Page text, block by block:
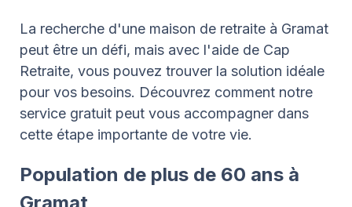
La recherche d'une maison de retraite à Gramat
peut être un défi, mais avec l'aide de Cap
Retraite, vous pouvez trouver la solution idéale
pour vos besoins. Découvrez comment notre
service gratuit peut vous accompagner dans
cette étape importante de votre vie.
Population de plus de 60 ans à
Gramat